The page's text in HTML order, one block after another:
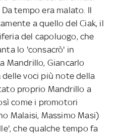
tempo era malato. Il
a quello del Ciak, il
del capoluogo, che
lo 'consacrò' in
Mandrillo, Giancarlo
voci più note della
proprio Mandrillo a
come i promotori
Malaisi, Massimo Masi)
che qualche tempo fa